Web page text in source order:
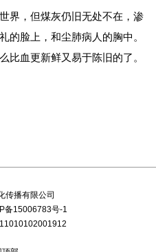
界，但煤灰仍旧无处不在，渗
的脸上，和尘肺病人的胸中。
比血更新鲜又易于陈旧的了。
传播有限公司
备15006783号-1
11010102001912